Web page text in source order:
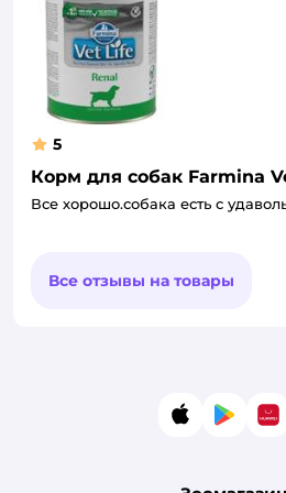
5
Корм для собак Farmina
Все хорошо.собака есть с
Все отзывы на товары
App Store